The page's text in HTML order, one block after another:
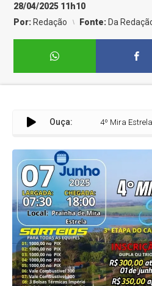
28/04/2025 11h10
Por: Redação Fonte: Da
Ouça: 4º Mira Estrela